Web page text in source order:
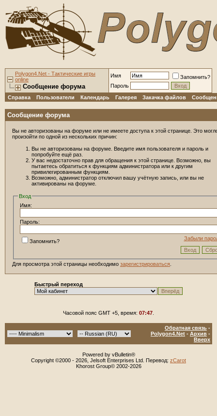
Polygon4.Net - Тактические игры
online
Сообщение форума
Имя
Запомнить?
Пароль
Справка
Пользователи Календарь Галерея Закачка файлов
Сообщение форума
Вы не авторизованы на форуме или не имеете доступа к этой странице. Это
произойти по одной из нескольких причин:
Вы не авторизованы на форуме. Введите имя пользователя и пароль и
попробуйте ещё раз.
У вас недостаточно прав для обращения к этой странице. Возможно, вы
пытаетесь обратиться к функциям администратора или к другим
привилегированным функциям.
Возможно, администратор отключил вашу учётную запись, или вы не
активированы на форуме.
Вход
Имя:
Пароль:
Забыли
Запомнить?
Для просмотра этой страницы необходимо зарегистрироваться
Быстрый переход
Часовой пояс GMT +5, время: 07:47
Обратная связь -
Polygon4.Net - Архив -
Вверх
Powered by vBulletin®
Copyright ©2000 - 2026, Jelsoft Enterprises Ltd. Перевод: zCarot
Khorost Group© 2002-2026